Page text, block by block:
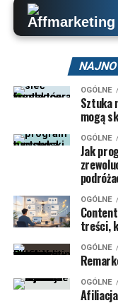
OGÓLNE
Sztuka
mogą
OGÓLNE
Jak
OGÓLNE
treści,
OGÓLNE
OGÓLNE